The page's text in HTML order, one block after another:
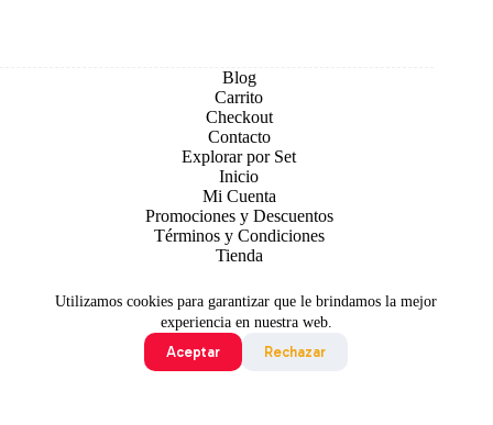
Utilizamos cookies para garantizar que le brindamos la mejor
experiencia en nuestra web.
Aceptar
Rechazar
Blog
Carrito
Checkout
Contacto
Explorar por Set
Inicio
Mi Cuenta
Promociones y Descuentos
Términos y Condiciones
Tienda
Todo contenido original es sujeto de Copyright © 2026 TCG